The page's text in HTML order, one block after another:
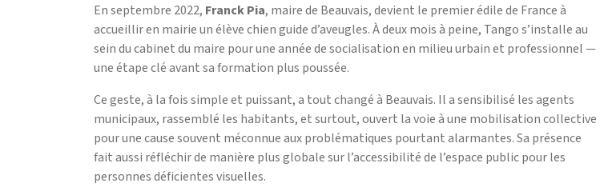
En septembre 2022, Franck Pia, maire de Beauvais, devient le premier édile de France à
accueillir en mairie un élève chien guide d’aveugles. À deux mois à peine, Tango s’installe au
sein du cabinet du maire pour une année de socialisation en milieu urbain et professionnel —
une étape clé avant sa formation plus poussée.
Ce geste, à la fois simple et puissant, a tout changé à Beauvais. Il a sensibilisé les agents
municipaux, rassemblé les habitants, et surtout, ouvert la voie à une mobilisation collective
pour une cause souvent méconnue aux problématiques pourtant alarmantes. Sa présence
fait aussi réfléchir de manière plus globale sur l’accessibilité de l’espace public pour les
personnes déficientes visuelles.